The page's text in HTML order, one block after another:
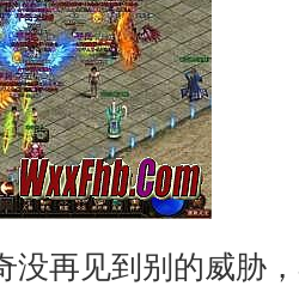
再见到别的威胁